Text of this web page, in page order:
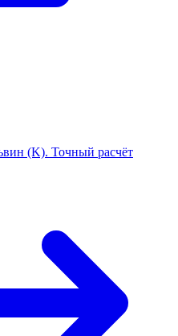
(K). Точный расчёт